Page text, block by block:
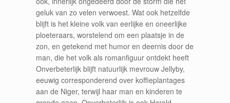
geluk van zo velen verwoest. Wat ook hetzelfde
blijft is het kleine volk van eerlijke en oneerlijke
ploeteraars, worstelend om een plaatsje in de
zon, en getekend met humor en deernis door de
man, die het volk als romanfiguur ontdekt heeft
Onverbeterlijk blijft natuurlijk mevrouw Jellyby,
eeuwig corresponderend over koffieplantages
aan de Niger, terwijl haar man en kinderen te